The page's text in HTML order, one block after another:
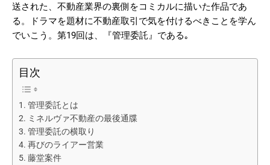
送された、不動産業界の裏側をコミカルに描いた作品であ
る。ドラマを題材に不動産取引で気を付けるべきことを学ん
でいこう。第19回は、『管理委託』である｡
目次
管理委託とは
ミネルヴァ不動産の最後通牒
管理委託の横取り
再びのライアー営業
藤堂案件